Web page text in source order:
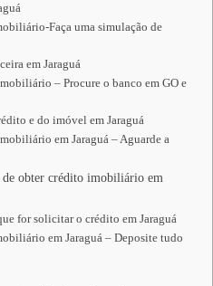
Faça uma simulação de
em Jaraguá
– Procure o banco em GO e
e do imóvel em Jaraguá
em Jaraguá – Aguarde a
de obter crédito imobiliário em
for solicitar o crédito em Jaraguá
em Jaraguá – Deposite tudo